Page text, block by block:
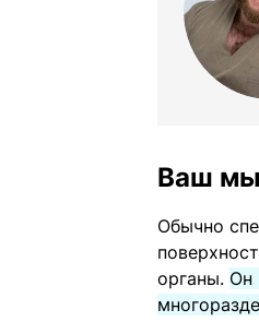
Ваш
Обычно
органы. Он